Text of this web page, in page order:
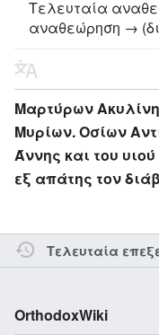
Τελευταία
αναθεώρηση →
Μαρτύρων
Μυρίων. Οσίων
Άννης και του
εξ απάτης τον
Τελευταία
OrthodoxWiki